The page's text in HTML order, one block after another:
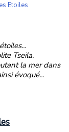
Etoiles
Tseila.
la mer dans
évoqué...